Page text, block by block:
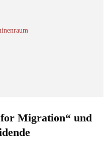
Migration“ und